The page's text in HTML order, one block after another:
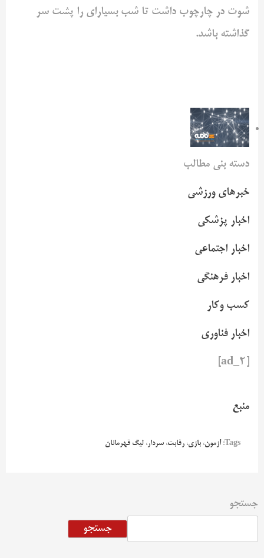
شوت در چارچوب داشت تا شب بسیار‌ای را پشت سر
گذاشته باشد.
دسته بنی مطالب
خبرهای ورزشی
اخبار پزشکی
اخبار اجتماعی
اخبار فرهنگی
کسب وکار
اخبار فناوری
منبع
Tags: آزمون، بازی، رقابت، سردار، لیگ قهرمانان
جستجو
جستجو